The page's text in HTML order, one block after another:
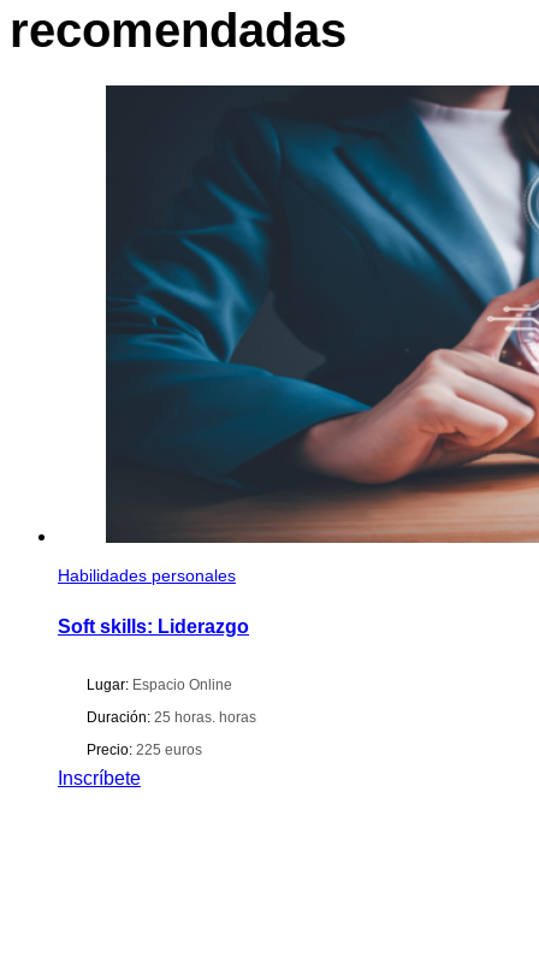
recomendadas
Habilidades personales
Soft skills: Liderazgo
Lugar: Espacio Online
Duración: 25 horas. horas
Precio: 225 euros
Inscríbete